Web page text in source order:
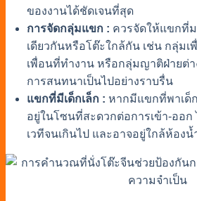
ของงานได้ชัดเจนที่สุด
การจัดกลุ่มแขก : ควรจัดให้แขกที่
เดียวกันหรือโต๊ะใกล้กัน เช่น กลุ่ม
เพื่อนที่ทำงาน หรือกลุ่มญาติฝ่ายต่า
การสนทนาเป็นไปอย่างราบรื่น
แขกที่มีเด็กเล็ก : หากมีแขกที่พาเด็
อยู่ในโซนที่สะดวกต่อการเข้า-ออก
เวทีจนเกินไป และอาจอยู่ใกล้ห้อง